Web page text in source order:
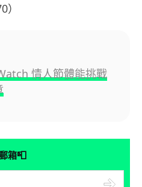
情人節體能挑戰
箱📮